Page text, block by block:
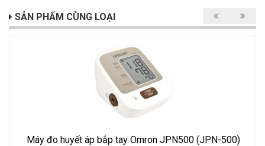
SẢN PHẨM CÙNG LOẠI
Máy đo huyết áp bắp tay Omron JPN500 (JPN-500)